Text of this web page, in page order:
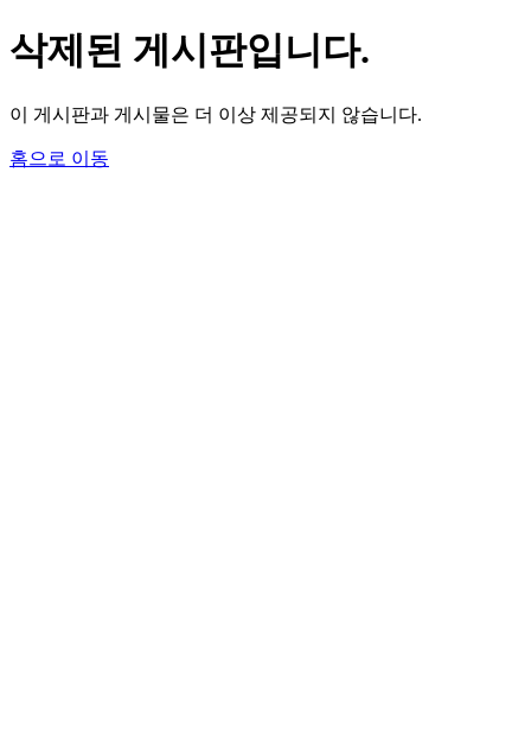
삭제된 게시판입니다.
이 게시판과 게시물은 더 이상 제공되지 않습니다.
홈으로 이동